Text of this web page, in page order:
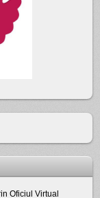
Oficiul Virtual